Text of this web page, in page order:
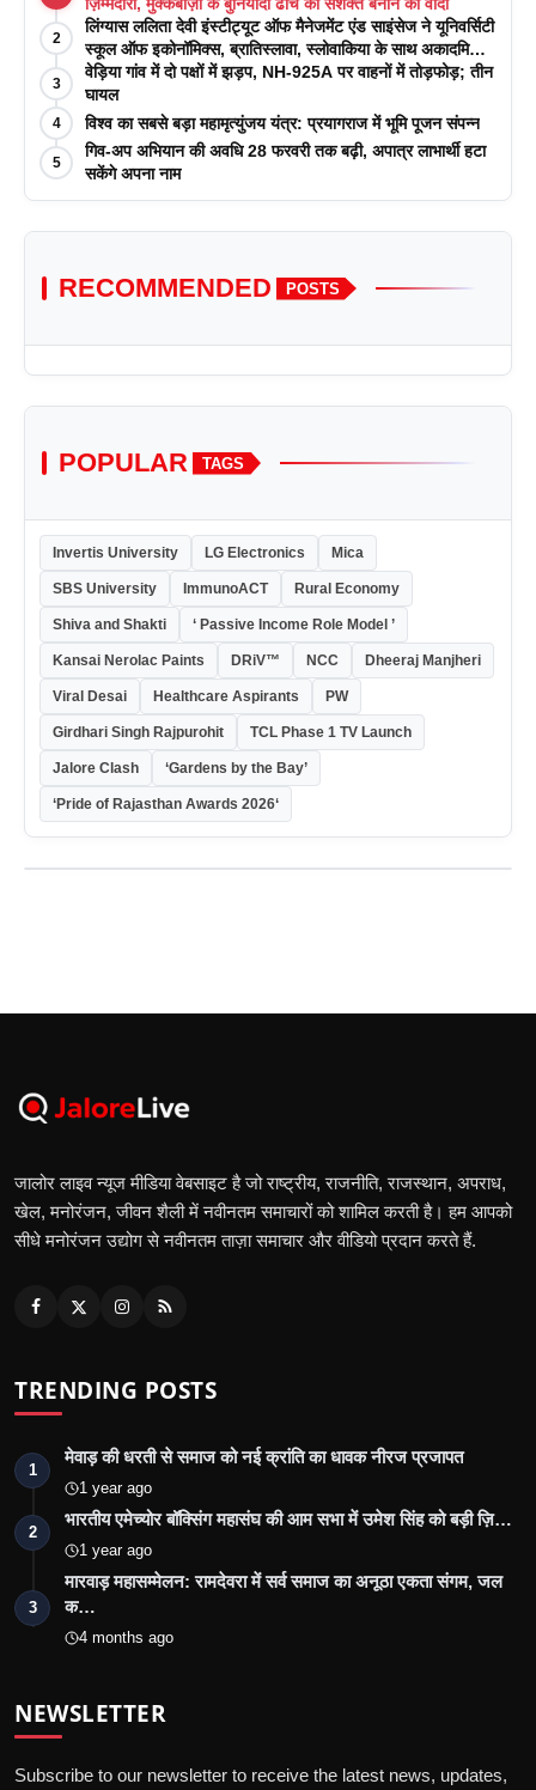
2
लिंग्यास ललिता देवी इंस्टीट्यूट ऑफ मैनेजमेंट एंड साइंसेज ने यूनिवर्सिटी
स्कूल ऑफ इकोनॉमिक्स, ब्रातिस्लावा, स्लोवाकिया के साथ अकादमिक
पत्रिकाओं में प्रकाशन रणनीतियों पर एक दिवसीय कार्यशाला का
आयोजन किया
3
वेड़िया गांव में दो पक्षों में झड़प, NH-925A पर वाहनों में तोड़फोड़; तीन
घायल
4 विश्व का सबसे बड़ा महामृत्युंजय यंत्र: प्रयागराज में भूमि पूजन संपन्न
5
गिव-अप अभियान की अवधि 28 फरवरी तक बढ़ी, अपात्र लाभार्थी हटा
सकेंगे अपना नाम
RECOMMENDED POSTS
POPULAR TAGS
Invertis University LG Electronics Mica
SBS University ImmunoACT Rural Economy
Shiva and Shakti ‘ Passive Income Role Model ’
Kansai Nerolac Paints DRiV™ NCC Dheeraj Manjheri
Viral Desai Healthcare Aspirants PW
Girdhari Singh Rajpurohit TCL Phase 1 TV Launch
Jalore Clash ‘Gardens by the Bay’
‘Pride of Rajasthan Awards 2026‘
जालोर लाइव न्यूज मीडिया वेबसाइट है जो राष्ट्रीय, राजनीति, राजस्थान, अपराध,
खेल, मनोरंजन, जीवन शैली में नवीनतम समाचारों को शामिल करती है। हम आपको
सीधे मनोरंजन उद्योग से नवीनतम ताज़ा समाचार और वीडियो प्रदान करते हैं.
TRENDING POSTS
1
मेवाड़ की धरती से समाज को नई क्रांति का धावक नीरज प्रजापत
1 year ago
2
भारतीय एमेच्योर बॉक्सिंग महासंघ की आम सभा में उमेश सिंह को बड़ी ज़ि…
1 year ago
3
मारवाड़ महासम्मेलन: रामदेवरा में सर्व समाज का अनूठा एकता संगम, जल
क…
4 months ago
NEWSLETTER
Subscribe to our newsletter to receive the latest news, updates,